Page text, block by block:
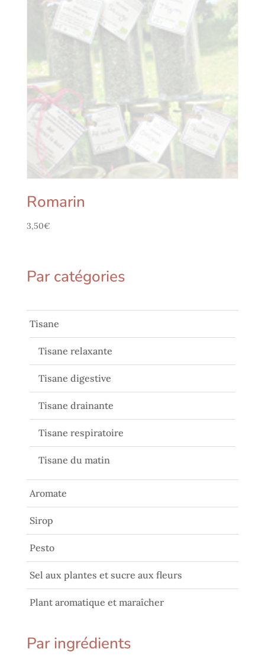
Romarin
3,50€
Par catégories
Tisane
Tisane relaxante
Tisane digestive
Tisane drainante
Tisane respiratoire
Tisane du matin
Aromate
Sirop
Pesto
Sel aux plantes et sucre aux fleurs
Plant aromatique et maraîcher
Par ingrédients